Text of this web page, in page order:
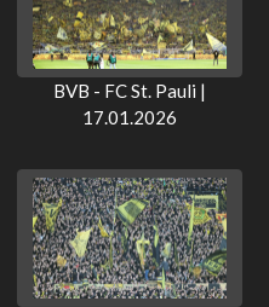
BVB - FC St. Pauli |
17.01.2026